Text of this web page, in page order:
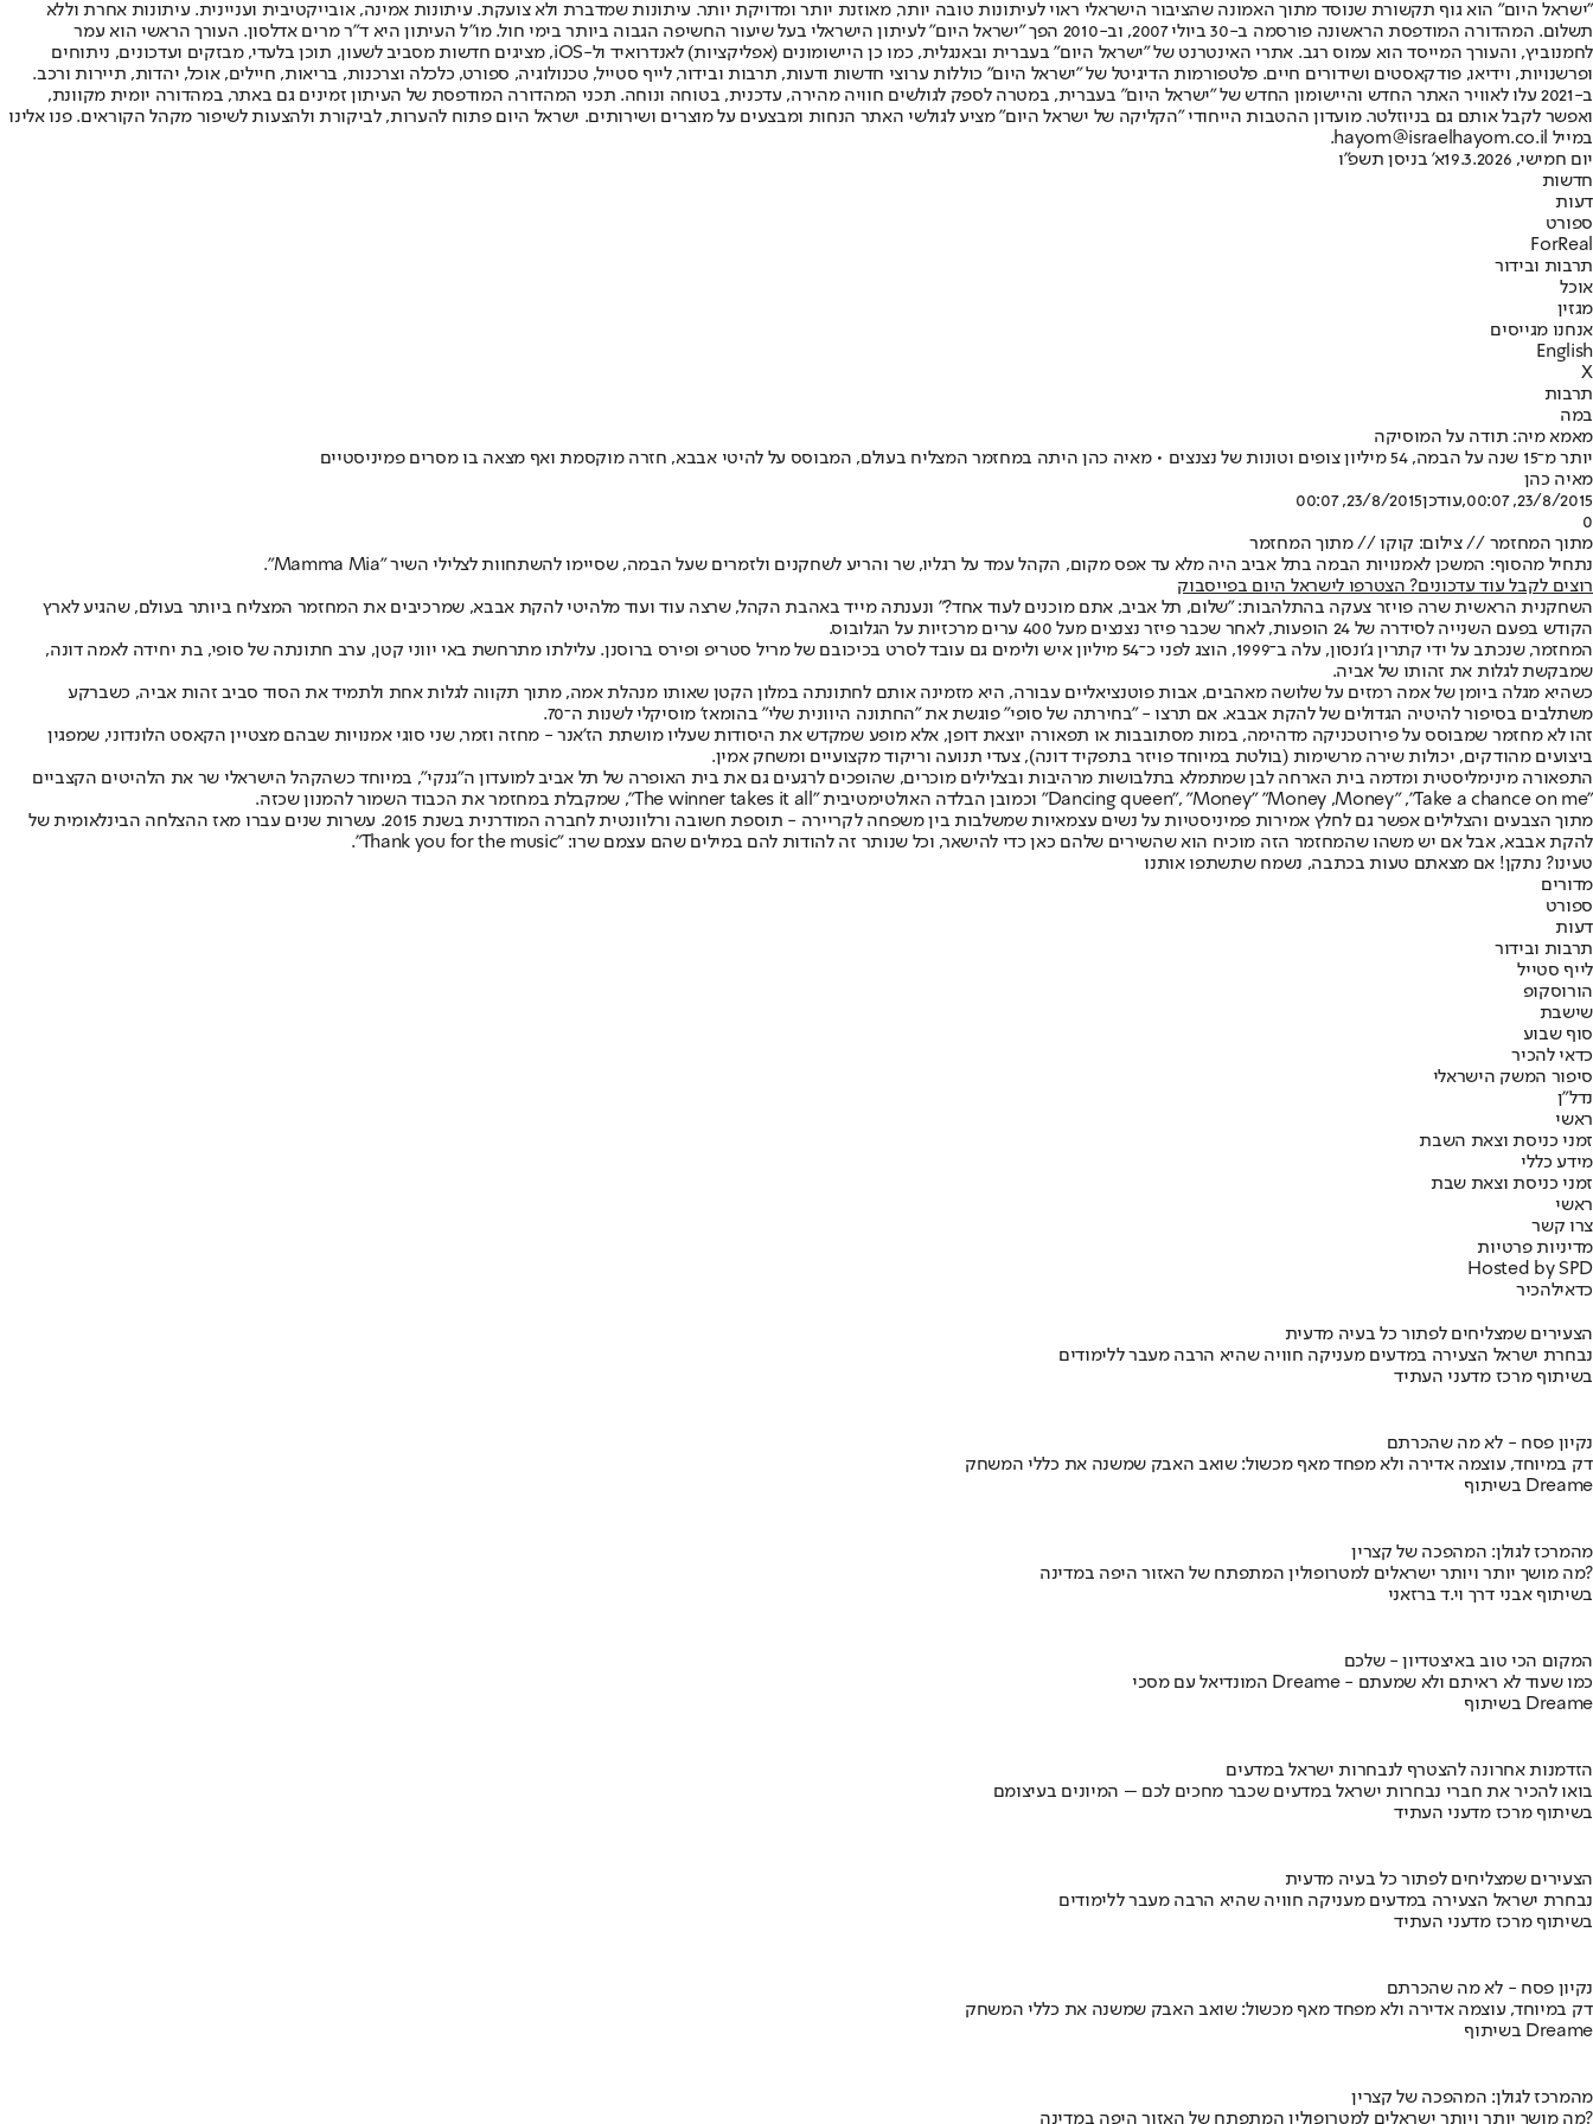
"ישראל היום" הוא גוף תקשורת שנוסד מתוך האמונה שהציבור הישראלי ראוי לעיתונות טובה יותר, מאוזנת יותר ומדויקת יותר. עיתונות שמדברת ולא צועקת. עיתונות אמינה, אובייקטיבית ועניינית. עיתונות אחרת וללא
תשלום. המהדורה המודפסת הראשונה פורסמה ב-30 ביולי 2007, וב-2010 הפך "ישראל היום" לעיתון הישראלי בעל שיעור החשיפה הגבוה ביותר בימי חול. מו"ל העיתון היא ד"ר מרים אדלסון. העורך הראשי הוא עמר
לחמנוביץ, והעורך המייסד הוא עמוס רגב. אתרי האינטרנט של "ישראל היום" בעברית ובאנגלית, כמו כן היישומונים (אפליקציות) לאנדרואיד ול-iOS, מציגים חדשות מסביב לשעון, תוכן בלעדי, מבזקים ועדכונים, ניתוחים
ופרשנויות, וידיאו, פודקאסטים ושידורים חיים. פלטפורמות הדיגיטל של "ישראל היום" כוללות ערוצי חדשות ודעות, תרבות ובידור, לייף סטייל, טכנולוגיה, ספורט, כלכלה וצרכנות, בריאות, חיילים, אוכל, יהדות, תיירות ורכב.
ב-2021 עלו לאוויר האתר החדש והיישומון החדש של "ישראל היום" בעברית, במטרה לספק לגולשים חוויה מהירה, עדכנית, בטוחה ונוחה. תכני המהדורה המודפסת של העיתון זמינים גם באתר, במהדורה יומית מקוונת,
ואפשר לקבל אותם גם בניוזלטר. מועדון ההטבות הייחודי "הקליקה של ישראל היום" מציע לגולשי האתר הנחות ומבצעים על מוצרים ושירותים. ישראל היום פתוח להערות, לביקורת ולהצעות לשיפור מקהל הקוראים. פנו אלינו
במייל hayom@israelhayom.co.il.
יום חמישי, 19.3.2026
א' בניסן תשפ"ו
חדשות
דעות
ספורט
ForReal
תרבות ובידור
אוכל
מגזין
אנחנו מגייסים
English
X
תרבות
במה
מאמא מיה: תודה על המוסיקה
יותר מ־15 שנה על הבמה, 54 מיליון צופים וטונות של נצנצים • מאיה כהן היתה במחזמר המצליח בעולם, המבוסס על להיטי אבבא, חזרה מוקסמת ואף מצאה בו מסרים פמיניסטיים
מאיה כהן
23/8/2015, 00:07
,עודכן23/8/2015, 00:07
0
מתוך המחזמר // צילום: קוקו // מתוך המחזמר
נתחיל מהסוף: המשכן לאמנויות הבמה בתל אביב היה מלא עד אפס מקום, הקהל עמד על רגליו, שר והריע לשחקנים ולזמרים שעל הבמה, שסיימו להשתחוות לצלילי השיר "Mamma Mia".
רוצים לקבל עוד עדכונים? הצטרפו לישראל היום בפייסבוק
השחקנית הראשית שרה פויזר צעקה בהתלהבות: "שלום, תל אביב, אתם מוכנים לעוד אחד?" ונענתה מייד באהבת הקהל, שרצה עוד ועוד מלהיטי להקת אבבא, שמרכיבים את המחזמר המצליח ביותר בעולם, שהגיע לארץ
הקודש בפעם השנייה לסידרה של 24 הופעות, לאחר שכבר פיזר נצנצים מעל 400 ערים מרכזיות על הגלובוס.
המחזמר, שנכתב על ידי קתרין ג'ונסון, עלה ב־1999, הוצג לפני כ־54 מיליון איש ולימים גם עובד לסרט בכיכובם של מריל סטריפ ופירס ברוסנן. עלילתו מתרחשת באי יווני קטן, ערב חתונתה של סופי, בת יחידה לאמה דונה,
שמבקשת לגלות את זהותו של אביה.
כשהיא מגלה ביומן של אמה רמזים על שלושה מאהבים, אבות פוטנציאליים עבורה, היא מזמינה אותם לחתונתה במלון הקטן שאותו מנהלת אמה, מתוך תקווה לגלות אחת ולתמיד את הסוד סביב זהות אביה, כשברקע
משתלבים בסיפור להיטיה הגדולים של להקת אבבא. אם תרצו - "בחירתה של סופי" פוגשת את "החתונה היוונית שלי" בהומאז' מוסיקלי לשנות ה־70.
זהו לא מחזמר שמבוסס על פירוטכניקה מדהימה, במות מסתובבות או תפאורה יוצאת דופן, אלא מופע שמקדש את היסודות שעליו מושתת הז'אנר - מחזה וזמר, שני סוגי אמנויות שבהם מצטיין הקאסט הלונדוני, שמפגין
ביצועים מהודקים, יכולות שירה מרשימות (בולטת במיוחד פויזר בתפקיד דונה), צעדי תנועה וריקוד מקצועיים ומשחק אמין.
התפאורה מינימליסטית ומדמה בית הארחה לבן שמתמלא בתלבושות מרהיבות ובצלילים מוכרים, שהופכים לרגעים גם את בית האופרה של תל אביב למועדון ה"גנקי", במיוחד כשהקהל הישראלי שר את הלהיטים הקצביים
"Dancing queen", "Money" "Money ,Money" ,"Take a chance on me" וכמובן הבלדה האולטימטיבית "The winner takes it all", שמקבלת במחזמר את הכבוד השמור להמנון שכזה.
מתוך הצבעים והצלילים אפשר גם לחלץ אמירות פמיניסטיות על נשים עצמאיות שמשלבות בין משפחה לקריירה - תוספת חשובה ורלוונטית לחברה המודרנית בשנת 2015. עשרות שנים עברו מאז ההצלחה הבינלאומית של
להקת אבבא, אבל אם יש משהו שהמחזמר הזה מוכיח הוא שהשירים שלהם כאן כדי להישאר, וכל שנותר זה להודות להם במילים שהם עצמם שרו: "Thank you for the music".
טעינו? נתקן! אם מצאתם טעות בכתבה, נשמח שתשתפו אותנו
מדורים
ספורט
דעות
תרבות ובידור
לייף סטייל
הורוסקופ
שישבת
סוף שבוע
כדאי להכיר
סיפור המשק הישראלי
נדל"ן
ראשי
זמני כניסת וצאת השבת
מידע כללי
זמני כניסת וצאת שבת
ראשי
צרו קשר
מדיניות פרטיות
Hosted by SPD
כדאילהכיר
הצעירים שמצליחים לפתור כל בעיה מדעית
נבחרת ישראל הצעירה במדעים מעניקה חוויה שהיא הרבה מעבר ללימודים
בשיתוף מרכז מדעני העתיד
נקיון פסח - לא מה שהכרתם
דק במיוחד, עוצמה אדירה ולא מפחד מאף מכשול: שואב האבק שמשנה את כללי המשחק
בשיתוף Dreame
מהמרכז לגולן: המהפכה של קצרין
מה מושך יותר ויותר ישראלים למטרופולין המתפתח של האזור היפה במדינה?
בשיתוף אבני דרך וי.ד ברזאני
המקום הכי טוב באיצטדיון - שלכם
המונדיאל עם מסכי Dreame - כמו שעוד לא ראיתם ולא שמעתם
בשיתוף Dreame
הזדמנות אחרונה להצטרף לנבחרות ישראל במדעים
בואו להכיר את חברי נבחרות ישראל במדעים שכבר מחכים לכם – המיונים בעיצומם
בשיתוף מרכז מדעני העתיד
הצעירים שמצליחים לפתור כל בעיה מדעית
נבחרת ישראל הצעירה במדעים מעניקה חוויה שהיא הרבה מעבר ללימודים
בשיתוף מרכז מדעני העתיד
נקיון פסח - לא מה שהכרתם
דק במיוחד, עוצמה אדירה ולא מפחד מאף מכשול: שואב האבק שמשנה את כללי המשחק
בשיתוף Dreame
מהמרכז לגולן: המהפכה של קצרין
מה מושך יותר ויותר ישראלים למטרופולין המתפתח של האזור היפה במדינה?